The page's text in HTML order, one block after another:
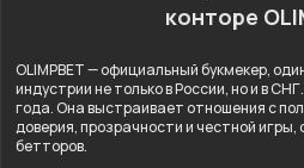
конторе
OLIMPBET — официальный букмекер,
индустрии не только в России, но и в
года. Она выстраивает отношения с
доверия, прозрачности и честной
бетторов.